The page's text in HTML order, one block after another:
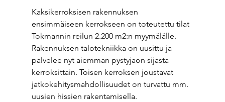
Kaksikerroksisen rakennuksen
ensimmäiseen kerrokseen on toteutettu tilat
Tokmannin reilun 2.200 m2:n myymälälle.
Rakennuksen talotekniikka on uusittu ja
palvelee nyt aiemman pystyjaon sijasta
kerroksittain. Toisen kerroksen joustavat
jatkokehitysmahdollisuudet on turvattu mm.
uusien hissien rakentamisella.